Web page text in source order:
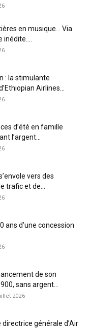
en musique… Via
inédite....
: la stimulante
Airlines...
d’été en famille
l’argent...
vers des
trafic et de...
ans d’une concession
de son
sans argent...
2026
générale d’Air